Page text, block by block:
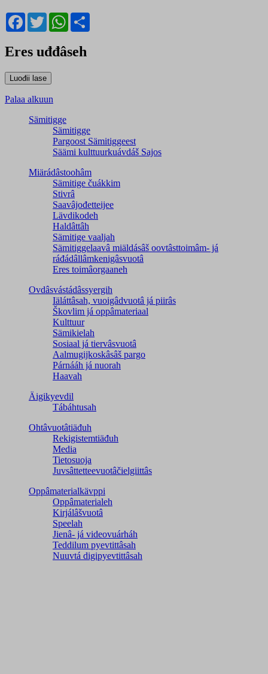
Facebook
TwitterWhatsApp
Eres uđđâseh
Palaa alkuun
Sämitigge
Sämitigge
Pargoost Sämitiggeest
Säämi kulttuurkuávdáš Sajos
Miärádâstoohâm
Sämitige čuákkim
Stivrâ
Saavâjođetteijee
Lävdikodeh
Haldâttâh
Sämitige vaaljah
Sämitiggelaavâ miäldásâš oovtâsttoimâm- já
ráđádâllâmkenigâsvuotâ
Eres toimâorgaaneh
Ovdâsvástádâssyergih
Iäláttâsah, vuoigâdvuotâ já piirâs
Škovlim já oppâmateriaal
Kulttuur
Sämikielah
Sosiaal já tiervâsvuotâ
Aalmugijkoskâsâš pargo
Párnááh já nuorah
Haavah
Äigikyevdil
Tábáhtusah
Ohtâvuotâtiäđuh
Rekigistemtiäđuh
Media
Tietosuoja
Juvsâttetteevuotâčielgiittâs
Oppâmaterialkävppi
Oppâmaterialeh
Kirjálâšvuotâ
Speelah
Jienâ- já videovuárháh
Teddilum pyevtittâsah
Nuuvtá digipyevtittâsah